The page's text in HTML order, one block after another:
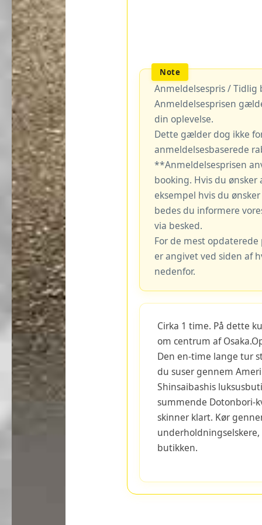
Anmeldelsespris / Tidlig
Anmeldelsesprisen
din oplevelse.
Dette gælder dog ikke
anmeldelsesbaserede
**Anmeldelsesprisen
booking. Hvis du
eksempel hvis du
bedes du informere
via besked.
For de mest
er angivet ved siden af
nedenfor.
Cirka 1 time. På dette
om centrum af
Den en-time lange tur
du suser gennem
Shinsaibashis
summende Dotonbori-
skinner klart. Kør
butikken.